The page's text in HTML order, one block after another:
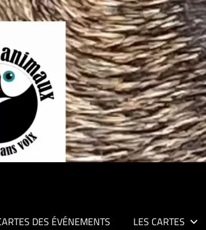
DES ÉVÉNEMENTS LES CARTES